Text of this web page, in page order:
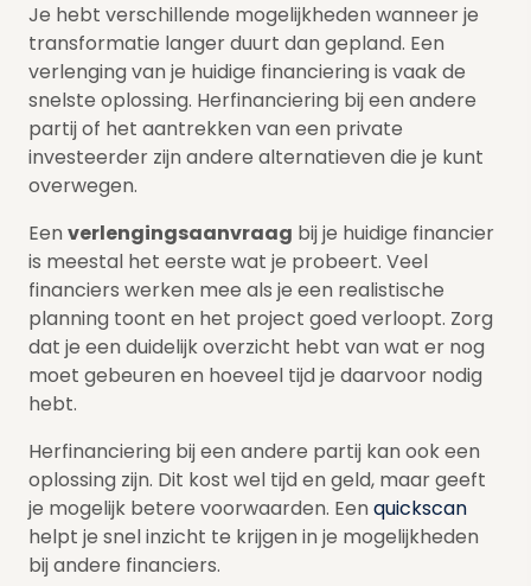
Je hebt verschillende mogelijkheden wanneer je
transformatie langer duurt dan gepland. Een
verlenging van je huidige financiering is vaak de
snelste oplossing. Herfinanciering bij een andere
partij of het aantrekken van een private
investeerder zijn andere alternatieven die je kunt
overwegen.
Een verlengingsaanvraag bij je huidige financier
is meestal het eerste wat je probeert. Veel
financiers werken mee als je een realistische
planning toont en het project goed verloopt. Zorg
dat je een duidelijk overzicht hebt van wat er nog
moet gebeuren en hoeveel tijd je daarvoor nodig
hebt.
Herfinanciering bij een andere partij kan ook een
oplossing zijn. Dit kost wel tijd en geld, maar geeft
je mogelijk betere voorwaarden. Een quickscan
helpt je snel inzicht te krijgen in je mogelijkheden
bij andere financiers.